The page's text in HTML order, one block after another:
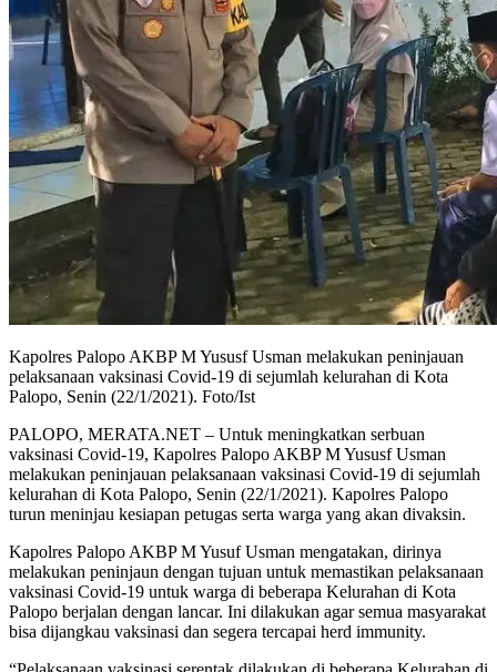
Kapolres Palopo AKBP M Yususf Usman melakukan peninjauan
pelaksanaan vaksinasi Covid-19 di sejumlah kelurahan di Kota
Palopo, Senin (22/1/2021). Foto/Ist
PALOPO, MERATA.NET – Untuk meningkatkan serbuan
vaksinasi Covid-19, Kapolres Palopo AKBP M Yususf Usman
melakukan peninjauan pelaksanaan vaksinasi Covid-19 di sejumlah
kelurahan di Kota Palopo, Senin (22/1/2021). Kapolres Palopo
turun meninjau kesiapan petugas serta warga yang akan divaksin.
Kapolres Palopo AKBP M Yusuf Usman mengatakan, dirinya
melakukan peninjaun dengan tujuan untuk memastikan pelaksanaan
vaksinasi Covid-19 untuk warga di beberapa Kelurahan di Kota
Palopo berjalan dengan lancar. Ini dilakukan agar semua masyarakat
bisa dijangkau vaksinasi dan segera tercapai herd immunity.